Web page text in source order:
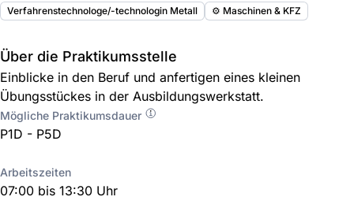
Verfahrenstechnologe/-technologin Metall ⚙️ Maschinen & KFZ
Über die Praktikumsstelle
Einblicke in den Beruf und anfertigen eines kleinen
Übungsstückes in der Ausbildungswerkstatt.
Mögliche Praktikumsdauer
P1D - P5D
Arbeitszeiten
07:00 bis 13:30 Uhr